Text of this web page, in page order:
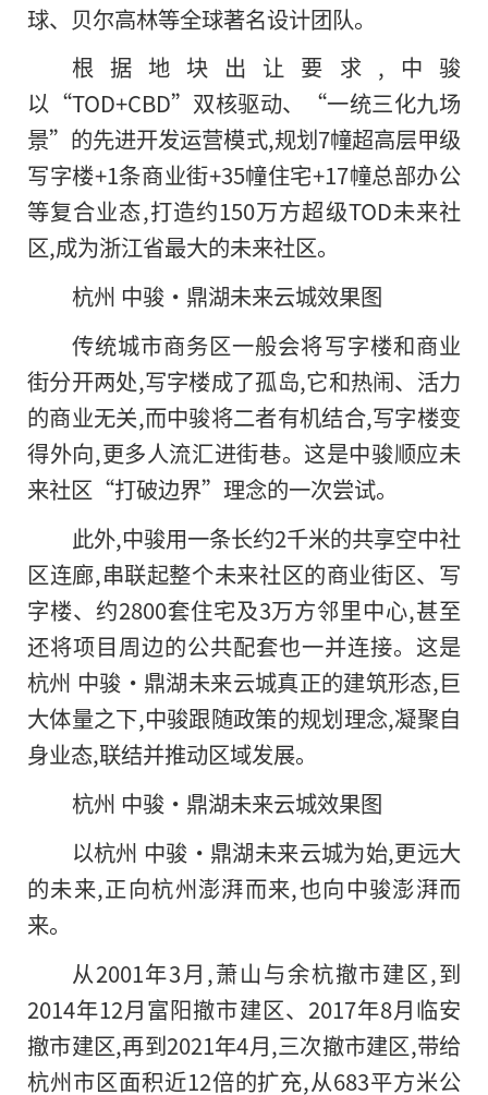
球、贝尔高林等全球著名设计团队。
根据地块出让要求,中骏
以“TOD+CBD”双核驱动、“一统三化九场
景”的先进开发运营模式,规划7幢超高层甲级
写字楼+1条商业街+35幢住宅+17幢总部办公
等复合业态,打造约150万方超级TOD未来社
区,成为浙江省最大的未来社区。
杭州 中骏·鼎湖未来云城效果图
传统城市商务区一般会将写字楼和商业
街分开两处,写字楼成了孤岛,它和热闹、活力
的商业无关,而中骏将二者有机结合,写字楼变
得外向,更多人流汇进街巷。这是中骏顺应未
来社区“打破边界”理念的一次尝试。
此外,中骏用一条长约2千米的共享空中社
区连廊,串联起整个未来社区的商业街区、写
字楼、约2800套住宅及3万方邻里中心,甚至
还将项目周边的公共配套也一并连接。这是
杭州 中骏·鼎湖未来云城真正的建筑形态,巨
大体量之下,中骏跟随政策的规划理念,凝聚自
身业态,联结并推动区域发展。
杭州 中骏·鼎湖未来云城效果图
以杭州 中骏·鼎湖未来云城为始,更远大
的未来,正向杭州澎湃而来,也向中骏澎湃而
来。
从2001年3月,萧山与余杭撤市建区,到
2014年12月富阳撤市建区、2017年8月临安
撤市建区,再到2021年4月,三次撤市建区,带给
杭州市区面积近12倍的扩充,从683平方米公